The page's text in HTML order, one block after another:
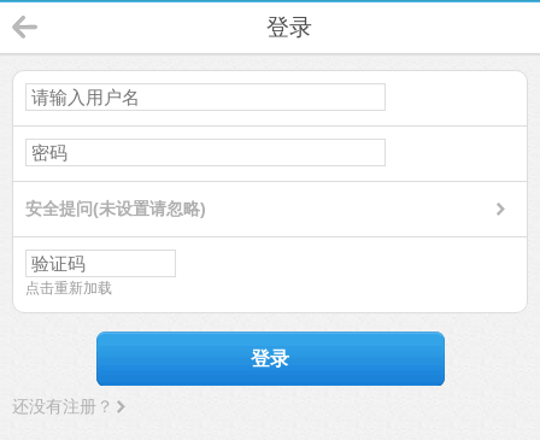
登录
安全提问(未设置请忽略)
点击重新加载
登录
还没有注册？